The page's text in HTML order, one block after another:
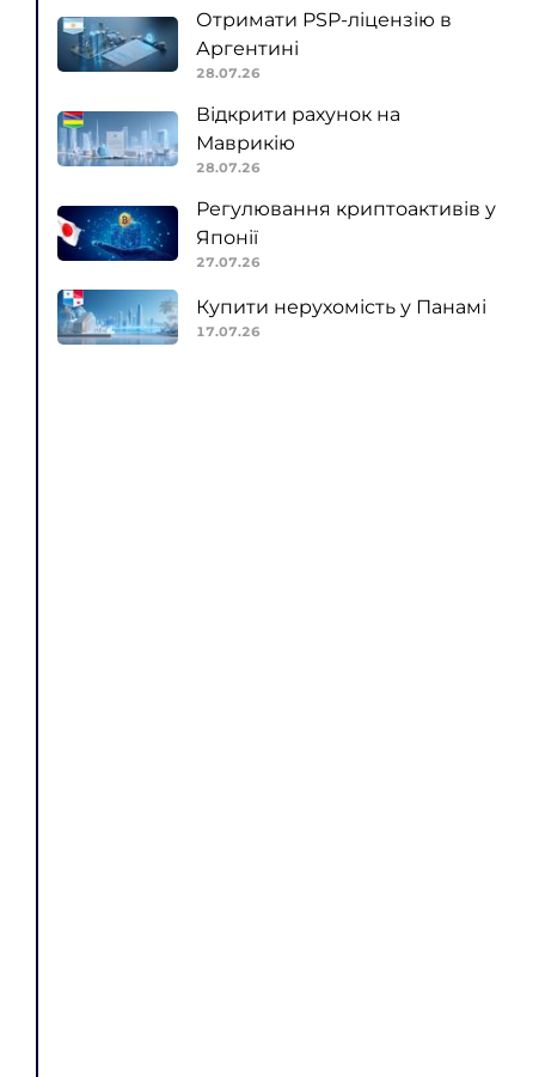
Отримати PSP-ліцензію в
Аргентині
28.07.26
Відкрити рахунок на
Маврикію
28.07.26
Регулювання криптоактивів у
Японії
27.07.26
Купити нерухомість у Панамі
17.07.26